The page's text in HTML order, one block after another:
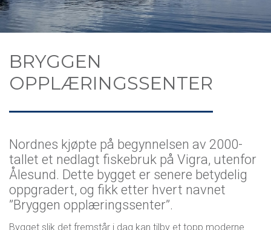
NORDSTAR
VOLLEROSA
ARTER
FANGSTOMRÅDE
BRYGGEN OPPLÆRINGSSENTER
LEDIGE STILLINGER
MEKANISKE TJENESTER
BRYGGEN
OPPLÆRINGSSENTER
Nordnes kjøpte på begynnelsen av 2000-
tallet et nedlagt fiskebruk på Vigra, utenfor
Ålesund. Dette bygget er senere betydelig
oppgradert, og fikk etter hvert navnet
”Bryggen opplæringssenter”.
Bygget slik det fremstår i dag kan tilby et topp moderne